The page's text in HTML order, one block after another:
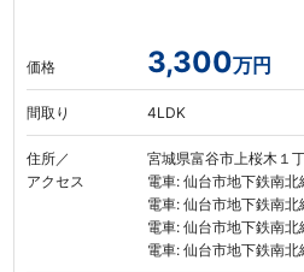
価格 3,300万円
間取り 4LDK
住所／
アクセス
宮城県富谷市上桜木１
電車: 仙台市地下鉄南北
電車: 仙台市地下鉄南
電車: 仙台市地下鉄南
電車: 仙台市地下鉄南